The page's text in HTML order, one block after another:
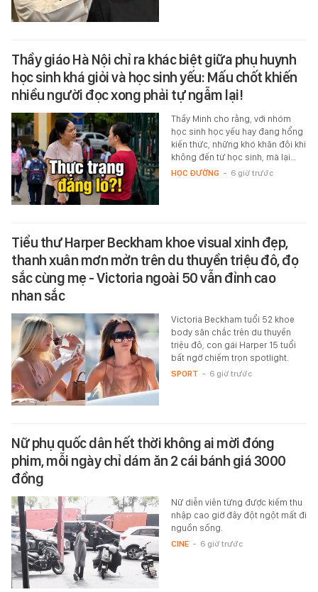
Thầy giáo Hà Nội chỉ ra khác biệt giữa phụ huynh
học sinh khá giỏi và học sinh yếu: Mấu chốt khiến
nhiều người đọc xong phải tự ngẫm lại!
Thầy Minh cho rằng, với nhóm
học sinh học yếu hay đang hổng
kiến thức, những khó khăn đôi khi
không đến từ học sinh, mà lại…
HỌC ĐƯỜNG - 6 giờ trước
Tiểu thư Harper Beckham khoe visual xinh đẹp,
thanh xuân mơn mởn trên du thuyền triệu đô, đọ
sắc cùng mẹ - Victoria ngoài 50 vẫn đỉnh cao
nhan sắc
Victoria Beckham tuổi 52 khoe
body săn chắc trên du thuyền
triệu đô, con gái Harper 15 tuổi
bất ngờ chiếm trọn spotlight.
SPORT - 6 giờ trước
Nữ phụ quốc dân hết thời không ai mời đóng
phim, mỗi ngày chỉ dám ăn 2 cái bánh giá 3000
đồng
Nữ diễn viên từng được kiếm thu
nhập cao giờ đây đột ngột mất đi
nguồn sống.
CINE - 6 giờ trước